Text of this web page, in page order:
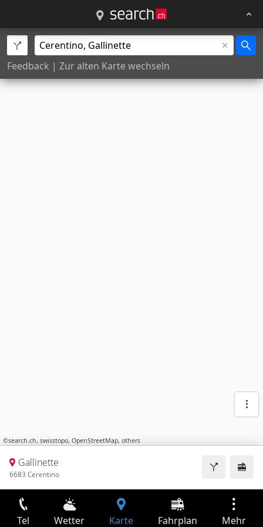
Feedback | Zur alten Karte wechseln
©search.ch, swisstopo, OpenStreetMap, others
Gallinette
6683 Cerentino
Tel Wetter Karte Fahrplan Mehr